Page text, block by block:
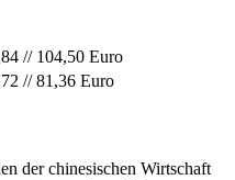
//104,50 Euro
//81,36 Euro
der chinesischen Wirtschaft